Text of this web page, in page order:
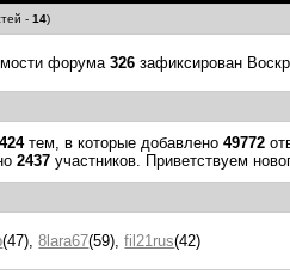
-14)
форума326 зафиксирован
тем, в которые добавлено49772
2437 участников. Приветствуем
(47),8lara67(59),fil21rus(42)